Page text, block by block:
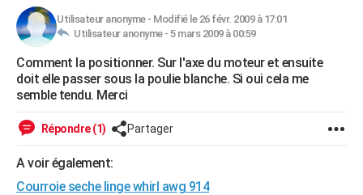
FINANCE
Retraite
Impôts
Epargne
Immobilier
Risques naturels par ville
Banque
Assurance
Crédit
AUTO
Essais
Réserver un essai
Citadines
Berlines
SUV
Forum auto
+HIGH-TECH
Mobiles
Meilleur smartphone
Internet
Ordinateurs
Jeux vidéo
Guide high-tech
+
Forum
Aménagement intérieur
Extérieur
Cuisine
Salle de bains
Jardinage
Rangement
WEEK-END
Guides de France
Escapades
Patrimoine
Expositions
Musées
Week-end nature
+LIFESTYLE
Utilisateur anonyme- Modifié le 26 févr. 2009 à 17:01
Utilisateur anonyme - 5 mars 2009 à 00:59
Comment la positionner. Sur l'axe du moteur et ensuite
doit elle passer sous la poulie blanche. Si oui cela me
semble tendu. Merci
Répondre (1) Partager
A voir également:
Courroie seche linge whirl awg 914